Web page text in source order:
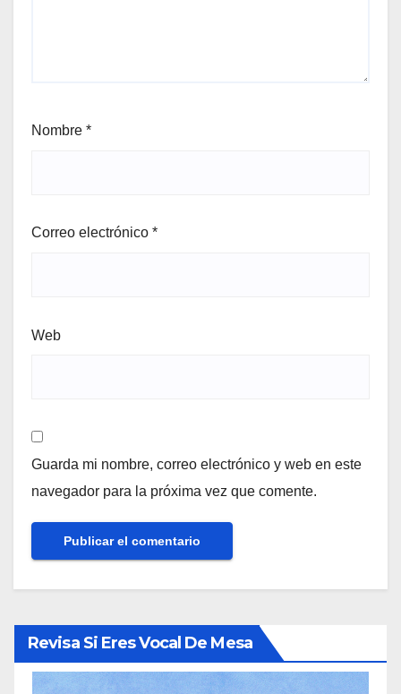
Nombre *
Correo electrónico *
Web
Guarda mi nombre, correo electrónico y web en este
navegador para la próxima vez que comente.
Revisa Si Eres Vocal De Mesa